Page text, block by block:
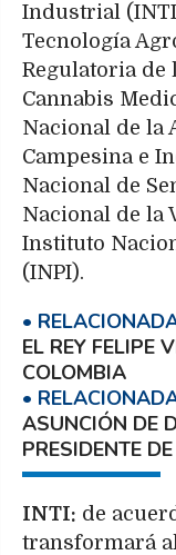
Industrial
Tecnología
Regulatoria de
Cannabis
Nacional de la
Campesina e
Nacional de
Nacional de la
Instituto
(INPI).
EL REY FELIPE
COLOMBIA
ASUNCIÓN DE
PRESIDENTE
INTI: de
transformará